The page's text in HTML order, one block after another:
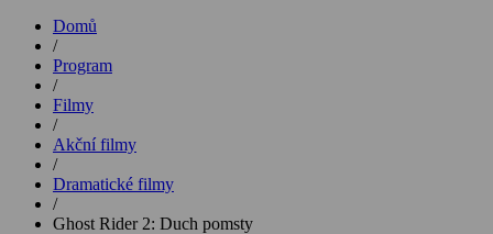
Domů
/
Program
/
Filmy
/
Akční filmy
/
Dramatické filmy
/
Ghost Rider 2: Duch pomsty